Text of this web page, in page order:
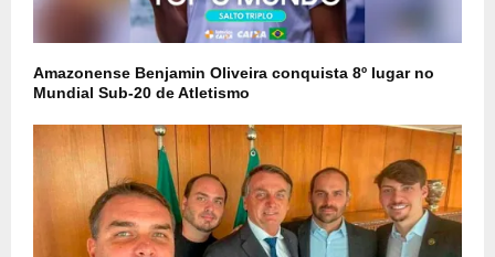
Amazonense Benjamin Oliveira conquista 8º lugar no
Mundial Sub-20 de Atletismo